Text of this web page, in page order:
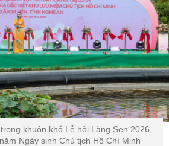
khuôn khổ Lễ hội Làng Sen 2026,
Ngày sinh Chủ tịch Hồ Chí Minh